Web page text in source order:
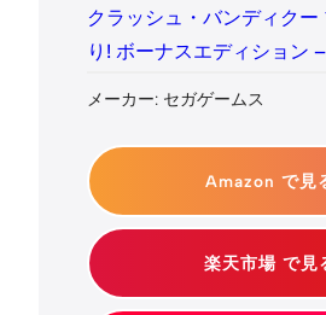
クラッシュ・バンディクー
り! ボーナスエディション
メーカー: セガゲームス
Amazon で見
楽天市場 で見